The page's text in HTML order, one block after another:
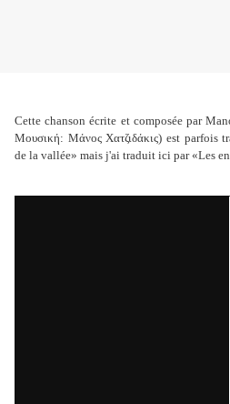
Cette chanson écrite et composée par
Μουσική: Μάνος Χατζιδάκις) est parfois
de la vallée» mais j'ai traduit ici par «Les